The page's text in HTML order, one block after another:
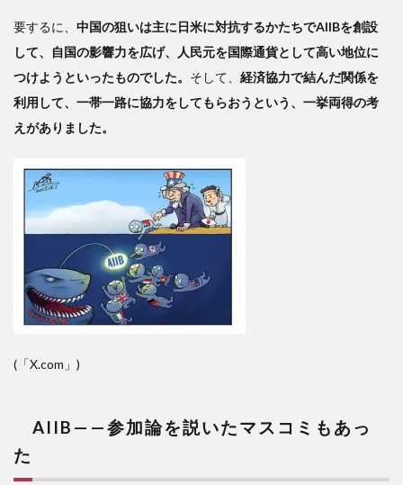
要するに、 中国の狙いは主に日米に対抗するかたちでAIIBを創設
して、自国の影響力を広げ、人民元を国際通貨として高い地位に
つけようといったものでした。 そして、 経済協力で結んだ関係を
利用して、一帯一路に協力をしてもらおうという、一挙両得の考
えがありました。
(「X.com」)
AIIB——参加論を説いたマスコミもあっ
た